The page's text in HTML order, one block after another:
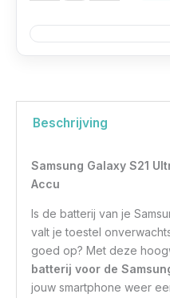
Beschrijving
Samsung Galaxy S21
Accu
Is de batterij van je
valt je toestel
goed op? Met deze
batterij voor de
jouw smartphone weer